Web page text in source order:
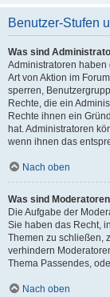
Benutzer-Stufen
Was sind
Administratoren haben
Art von Aktion im
sperren,
Rechte, die ein
Rechte ihnen ein
hat. Administratoren
wenn ihnen das
Nach oben
Was sind
Die Aufgabe der
Sie haben das Recht,
Themen zu schließen,
verhindern
Thema Passendes,
Nach oben